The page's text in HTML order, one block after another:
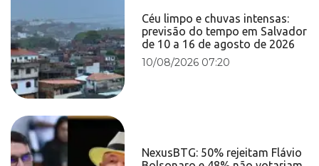
Céu limpo e chuvas intensas:
previsão do tempo em Salvador
de 10 a 16 de agosto de 2026
10/08/2026 07:20
NexusBTG: 50% rejeitam Flávio